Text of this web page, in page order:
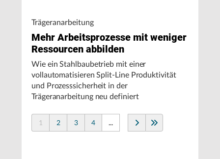
Trägeranarbeitung
Mehr Arbeitsprozesse mit weniger
Ressourcen abbilden
Wie ein Stahlbaubetrieb mit einer
vollautomatisieren Split-Line Produktivität
und Prozesssicherheit in der
Trägeranarbeitung neu definiert
1 2 3 4 ...